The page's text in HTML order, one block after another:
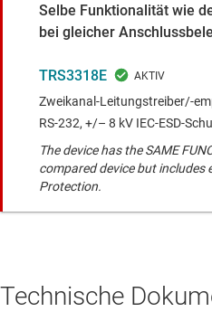
Selbe Funktionalität wie
bei gleicher
TRS3318E
Zweikanal-Leitungstreiber/
RS-232, +/– 8 kV IEC-ESD-
The device has the SAME
compared device but includes
Protection.
Technische